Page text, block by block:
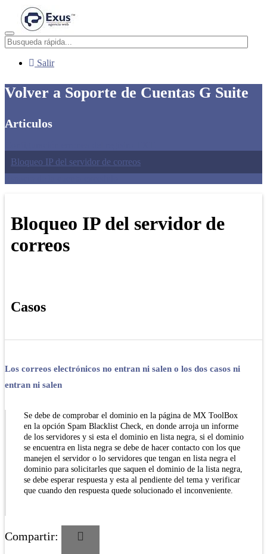
Menú
Salir
Volver a Soporte de Cuentas G Suite
Articulos
Bloqueo IP del servidor de correos
Bloqueo IP del servidor de
correos
Casos
Los correos electrónicos no entran ni salen o los dos casos ni
entran ni salen
Se debe de comprobar el dominio en la página de MX ToolBox
en la opción Spam Blacklist Check, en donde arroja un informe
de los servidores y si esta el dominio en lista negra, si el dominio
se encuentra en lista negra se debe de hacer contacto con los que
manejen el servidor o lo servidores que tengan en lista negra el
dominio para solicitarles que saquen el dominio de la lista negra,
se debe esperar respuesta y esta al pendiente del tema y verificar
que cuando den respuesta quede solucionado el inconveniente.
Compartir: